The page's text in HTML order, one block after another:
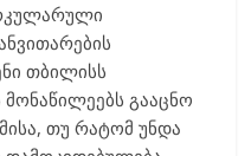
თბილისს
მონაწილეებს გააცნო
თუ რატომ უნდა